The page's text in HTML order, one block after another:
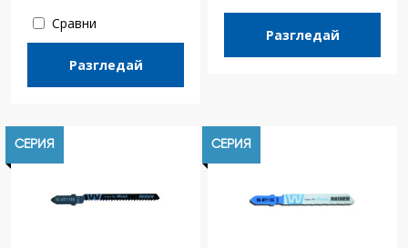
Сравни
Разгледай
Разгледай
СЕРИЯ СЕРИЯ